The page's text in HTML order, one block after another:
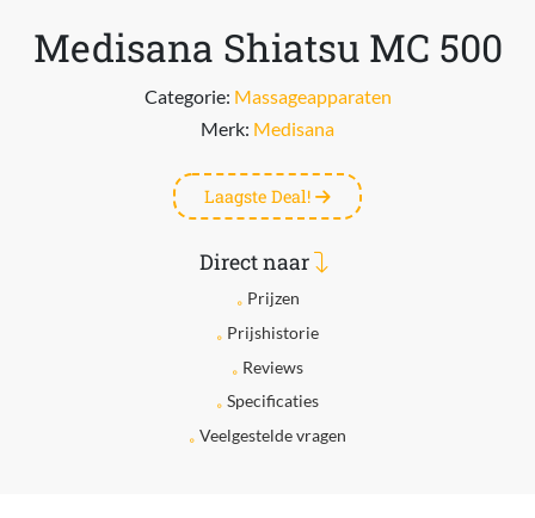
Medisana Shiatsu MC 500
Categorie: Massageapparaten
Merk: Medisana
Laagste Deal!
Direct naar
Prijzen
Prijshistorie
Reviews
Specificaties
Veelgestelde vragen